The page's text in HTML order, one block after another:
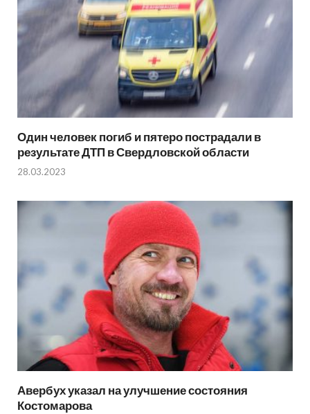
Один человек погиб и пятеро пострадали в
результате ДТП в Свердловской области
28.03.2023
Авербух указал на улучшение состояния
Костомарова